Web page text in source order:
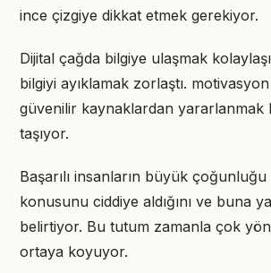
ince çizgiye dikkat etmek gerekiyor.
Dijital çağda bilgiye ulaşmak
bilgiyi ayıklamak zorlaştı.
güvenilir kaynaklardan yararlanmak
taşıyor.
Başarılı insanların büyük
konusunu ciddiye aldığını ve buna
belirtiyor. Bu tutum zamanla çok
ortaya koyuyor.